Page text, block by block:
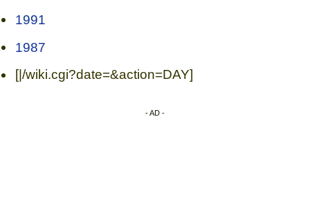
1991
1987
[|/wiki.cgi?date=&action=DAY]
- AD -